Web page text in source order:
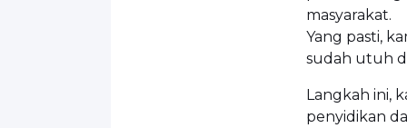
masyarakat.
Yang pasti,
sudah utuh
Langkah ini,
penyidikan